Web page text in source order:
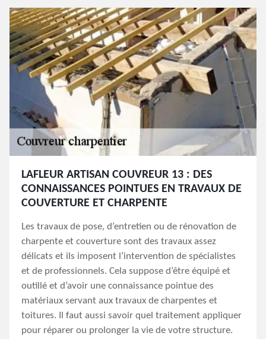
LAFLEUR ARTISAN COUVREUR 13 : DES
CONNAISSANCES POINTUES EN TRAVAUX DE
COUVERTURE ET CHARPENTE
Les travaux de pose, d’entretien ou de rénovation de
charpente et couverture sont des travaux assez
délicats et ils imposent l’intervention de spécialistes
et de professionnels. Cela suppose d’être équipé et
outillé et d’avoir une connaissance pointue des
matériaux servant aux travaux de charpentes et
toitures. Il faut aussi savoir quel traitement appliquer
pour réparer ou prolonger la vie de votre structure.